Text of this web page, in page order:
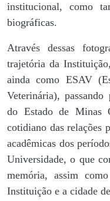
institucional, como
biográficas.
Através dessas
trajetória da
ainda como ESAV
Veterinária),
do Estado de Minas
cotidiano das relações
acadêmicas dos
Universidade, o que
memória, assim
Instituição e a cidade